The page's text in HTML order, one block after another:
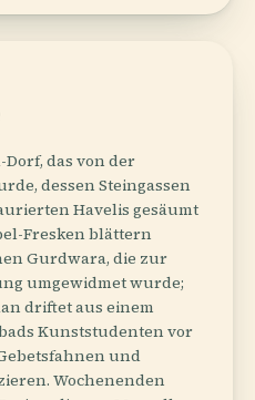
Dorf, das von der
dessen Steingassen
Havelis gesäumt
Fresken blättern
Gurdwara, die zur
umgewidmet wurde;
driftet aus einem
Kunststudenten vor
und
Wochenenden